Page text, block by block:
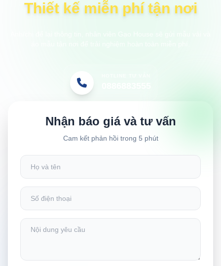
Thiết kế miễn phí tận nơi
Nhận báo giá và tư vấn
Cam kết phản hồi trong 5 phút